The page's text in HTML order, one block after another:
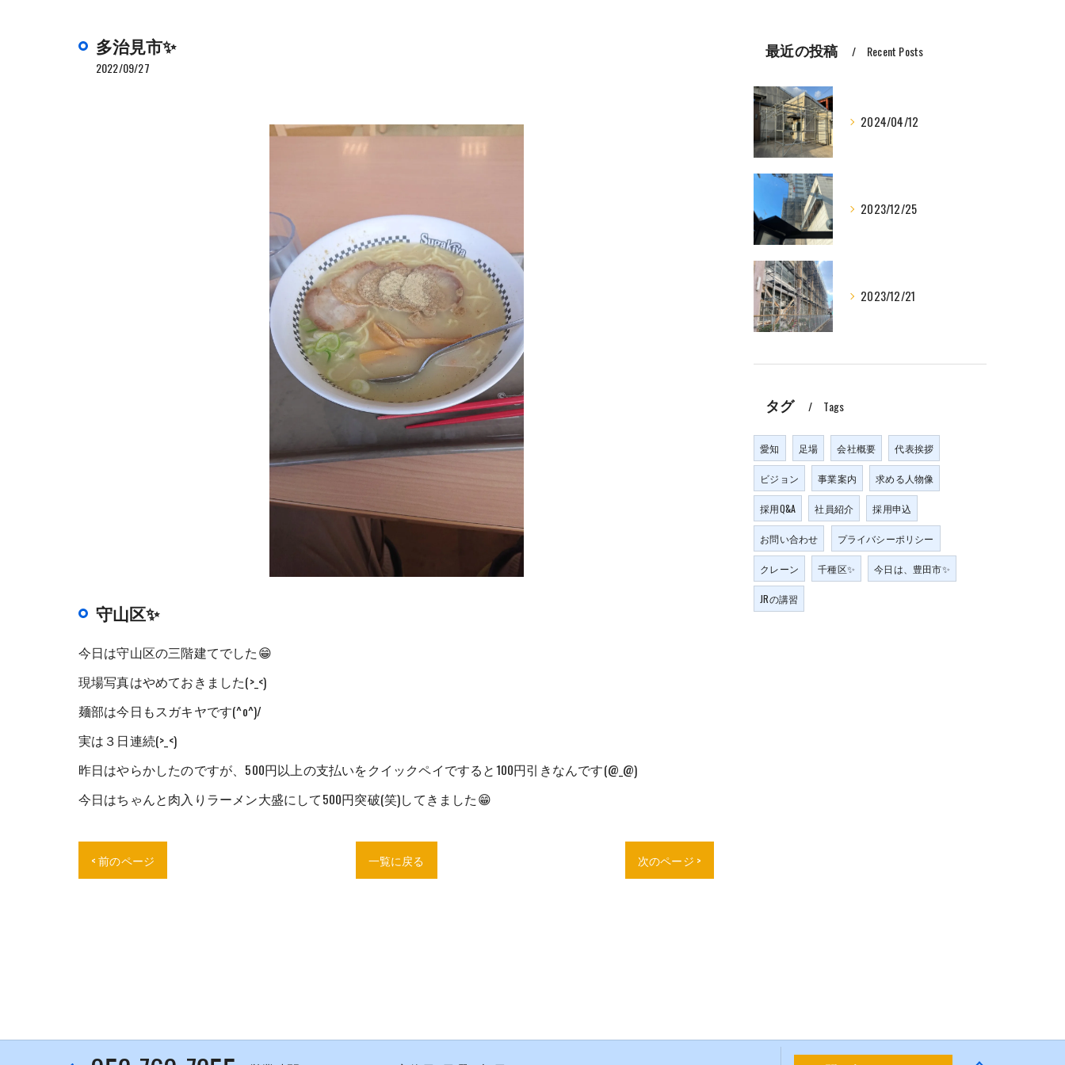
多治見市✨
2022/09/27
守山区✨
今日は守山区の三階建てでした😁
現場写真はやめておきました(>_<)
麺部は今日もスガキヤです(^o^)/
実は３日連続(>_<)
昨日はやらかしたのですが、500円以上の支払いをクイックペイですると100円引きなんです(@_@)
今日はちゃんと肉入りラーメン大盛にして500円突破(笑)してきました😁
< 前のページ 一覧に戻る 次のページ >
最近の投稿 Recent Posts
2024/04/12
2023/12/25
2023/12/21
タグ Tags
愛知 足場 会社概要 代表挨拶
ビジョン 事業案内 求める人物像
採用Q&A 社員紹介 採用申込
お問い合わせ プライバシーポリシー
クレーン 千種区✨ 今日は、豊田市✨
JRの講習